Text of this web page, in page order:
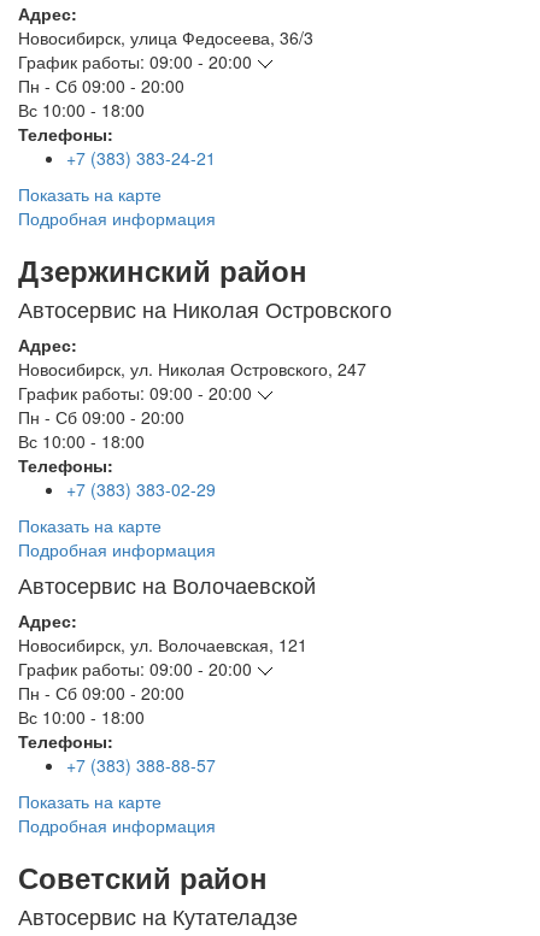
Адрес:
Новосибирск, улица Федосеева, 36/3
График работы: 09:00 - 20:00
Пн - Сб 09:00 - 20:00
Вс 10:00 - 18:00
Телефоны:
+7 (383) 383-24-21
Показать на карте
Подробная информация
Дзержинский район
Автосервис на Николая Островского
Адрес:
Новосибирск, ул. Николая Островского, 247
График работы: 09:00 - 20:00
Пн - Сб 09:00 - 20:00
Вс 10:00 - 18:00
Телефоны:
+7 (383) 383-02-29
Показать на карте
Подробная информация
Автосервис на Волочаевской
Адрес:
Новосибирск, ул. Волочаевская, 121
График работы: 09:00 - 20:00
Пн - Сб 09:00 - 20:00
Вс 10:00 - 18:00
Телефоны:
+7 (383) 388-88-57
Показать на карте
Подробная информация
Советский район
Автосервис на Кутателадзе